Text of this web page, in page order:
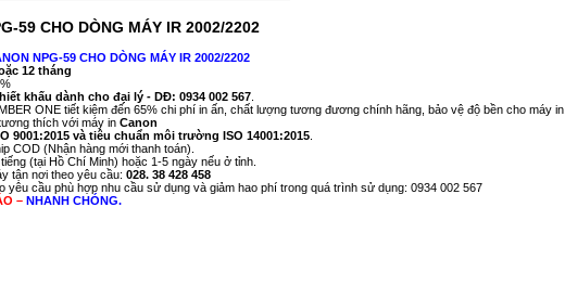
59 CHO DÒNG MÁY IR 2002/2202
NPG-59 CHO DÒNG MÁY IR 2002/2202
12 tháng
khấu dành cho đại lý - DĐ: 0934 002 567
ONE tiết kiệm đến 65% chi phí in ấn, chất lượng tương đương chính hãng, bảo vệ độ bền cho máy in.
thích với máy in Canon
9001:2015 và tiêu chuẩn môi trường ISO 14001:2015
COD (Nhận hàng mới thanh toán).
(tại Hồ Chí Minh) hoặc 1-5 ngày nếu ở tỉnh.
tận nơi theo yêu cầu: 028. 38 428 458
yêu cầu phù hợp nhu cầu sử dụng và giảm hao phí trong quá trình sử dụng: 0934 002 567
– NHANH CHÓNG.